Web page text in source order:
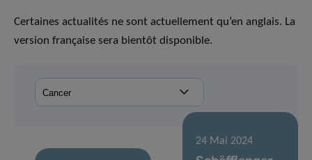
Certaines actualités ne sont actuellement qu’en anglais. La
version française sera bientôt disponible.
24 Mai 2024